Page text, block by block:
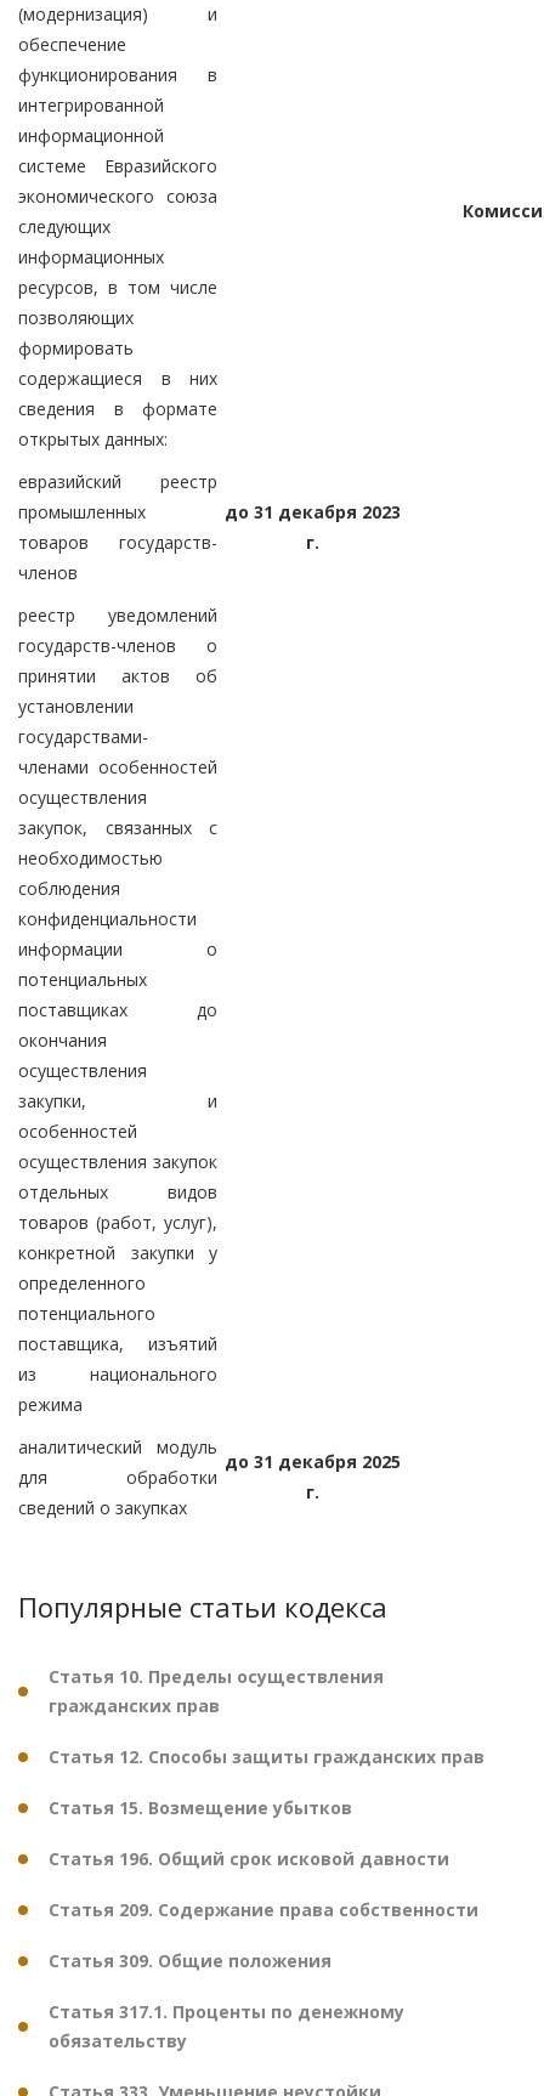
(модернизация) и
обеспечение
функционирования в
интегрированной
информационной
системе Евразийского
экономического союза
следующих
информационных
ресурсов, в том числе
позволяющих
формировать
содержащиеся в них
сведения в формате
открытых данных:
евразийский реестр
промышленных
товаров государств-
членов
до 31 декабря 2023
г.
реестр уведомлений
государств-членов о
принятии актов об
установлении
государствами-
членами особенностей
осуществления
закупок, связанных с
необходимостью
соблюдения
конфиденциальности
информации о
потенциальных
поставщиках до
окончания
осуществления
закупки, и
особенностей
осуществления закупок
отдельных видов
товаров (работ, услуг),
конкретной закупки у
определенного
потенциального
поставщика, изъятий
из национального
режима
аналитический модуль
для обработки
сведений о закупках
до 31 декабря 2025
г.
Популярные статьи кодекса
Статья 10. Пределы осуществления
гражданских прав
Статья 12. Способы защиты гражданских прав
Статья 15. Возмещение убытков
Статья 196. Общий срок исковой давности
Статья 209. Содержание права собственности
Статья 309. Общие положения
Статья 317.1. Проценты по денежному
обязательству